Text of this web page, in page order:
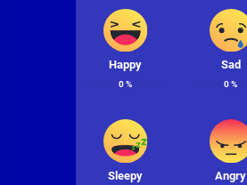
Happy
0%
Sad
0%
Sleepy Angry